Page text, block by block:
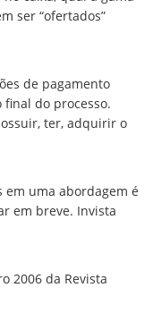
ser “ofertados”
de pagamento
final do processo.
ter, adquirir o
uma abordagem é
em breve. Invista
2006 da Revista